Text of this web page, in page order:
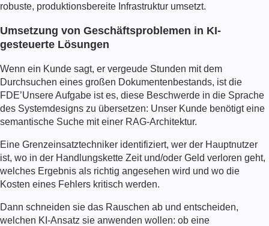
robuste, produktionsbereite Infrastruktur umsetzt.
Umsetzung von Geschäftsproblemen in KI-
gesteuerte Lösungen
Wenn ein Kunde sagt, er vergeude Stunden mit dem
Durchsuchen eines großen Dokumentenbestands, ist die
FDE’Unsere Aufgabe ist es, diese Beschwerde in die Sprache
des Systemdesigns zu übersetzen: Unser Kunde benötigt eine
semantische Suche mit einer RAG-Architektur.
Eine Grenzeinsatztechniker identifiziert, wer der Hauptnutzer
ist, wo in der Handlungskette Zeit und/oder Geld verloren geht,
welches Ergebnis als richtig angesehen wird und wo die
Kosten eines Fehlers kritisch werden.
Dann schneiden sie das Rauschen ab und entscheiden,
welchen KI-Ansatz sie anwenden wollen: ob eine